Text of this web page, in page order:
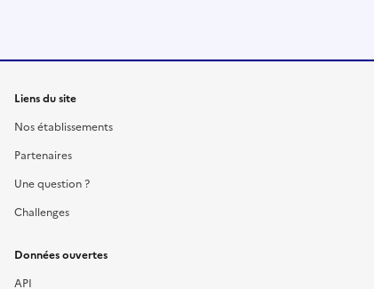
Liens du site
Nos établissements
Partenaires
Une question ?
Challenges
Données ouvertes
API